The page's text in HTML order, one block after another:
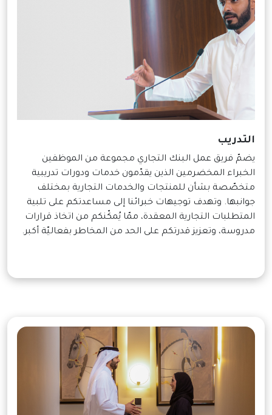
التدريب
يضمّ فريق عمل البنك التجاري مجموعة من الموظفين
الخبراء المخضرمين الذين يقدّمون خدمات ودورات تدريبية
متخصّصة بشأن للمنتجات والخدمات التجارية بمختلف
جوانبها. وتهدف توجيهات خبرائنا إلى مساعدتكم على تلبية
المتطلبات التجارية المعقدة، ممّا يُمكّنكم من اتخاذ قرارات
مدروسة، وتعزيز قدرتكم على الحد من المخاطر بفعاليّة أكبر.